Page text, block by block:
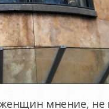
мнение, не